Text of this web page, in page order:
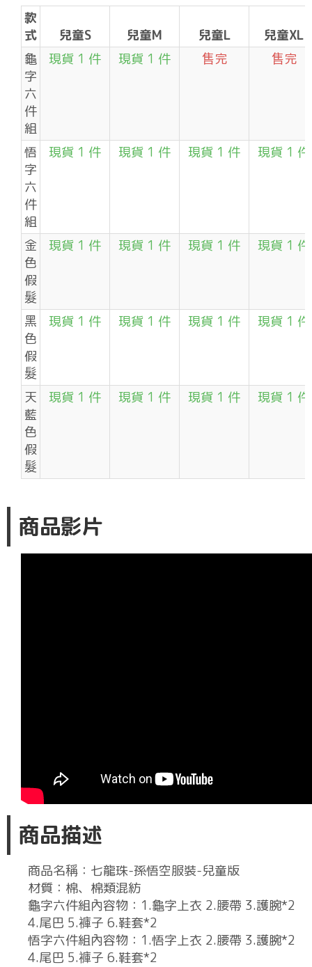
款
式
兒童S 兒童M 兒童L
兒童XL
龜
字
六
件
組
現貨 1 件 現貨 1 件 售完 售完
悟
字
六
件
組
現貨 1 件 現貨 1 件 現貨 1 件 現貨 1 件
金
色
假
髮
現貨 1 件 現貨 1 件 現貨 1 件 現貨 1 件
黑
色
假
髮
現貨 1 件 現貨 1 件 現貨 1 件 現貨 1 件
天
藍
色
假
髮
現貨 1 件 現貨 1 件 現貨 1 件 現貨 1 件
商品影片
商品描述
商品名稱：七龍珠-孫悟空服裝-兒童版
材質：棉、棉類混紡
龜字六件組內容物：1.龜字上衣 2.腰帶 3.護腕*2
4.尾巴 5.褲子 6.鞋套*2
悟字六件組內容物：1.悟字上衣 2.腰帶 3.護腕*2
4.尾巴 5.褲子 6.鞋套*2